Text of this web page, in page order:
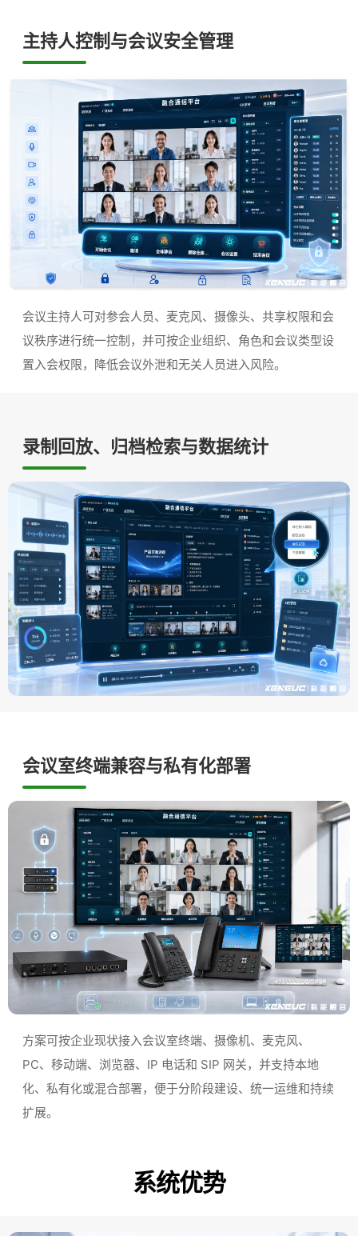
主持人控制与会议安全管理
会议主持人可对参会人员、麦克风、摄像头、共享权限和会
议秩序进行统一控制，并可按企业组织、角色和会议类型设
置入会权限，降低会议外泄和无关人员进入风险。
录制回放、归档检索与数据统计
会议室终端兼容与私有化部署
方案可按企业现状接入会议室终端、摄像机、麦克风、
PC、移动端、浏览器、IP 电话和 SIP 网关，并支持本地
化、私有化或混合部署，便于分阶段建设、统一运维和持续
扩展。
系统优势